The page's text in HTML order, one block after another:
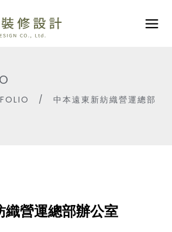
/
中本遠東新紡織營運總部
織營運總部辦公室